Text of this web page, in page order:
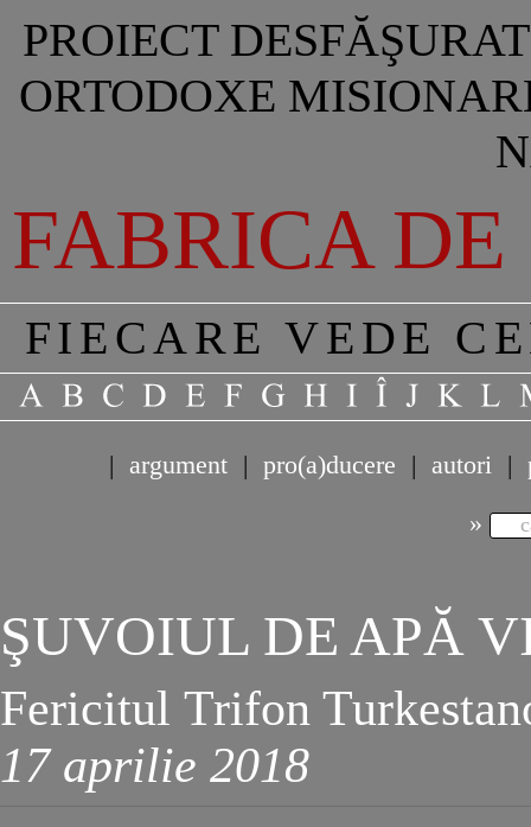
PROIECT
ORTODOXE
FABRICA
FIECARE VEDE
| argument | pro(a)ducere | autori |
»
ŞUVOIUL DE APĂ
Fericitul Trifon
17 aprilie 2018